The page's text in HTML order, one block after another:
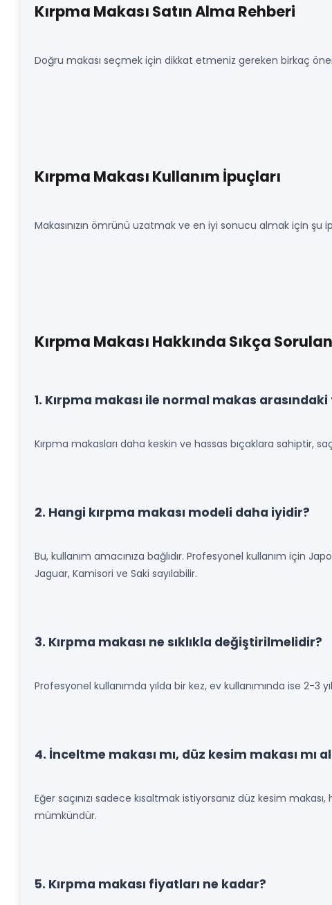
Kırpma Makası Satın Alma Rehberi
Doğru makası seçmek için dikkat etmeniz gereken birkaç
Kırpma Makası Kullanım İpuçları
Makasınızın ömrünü uzatmak ve en iyi sonucu almak için şu
Kırpma Makası Hakkında Sıkça
1. Kırpma makası ile normal makas
Kırpma makasları daha keskin ve hassas bıçaklara sahiptir,
2. Hangi kırpma makası modeli daha iyidir?
Bu, kullanım amacınıza bağlıdır. Profesyonel kullanım için
Jaguar, Kamisori ve Saki sayılabilir.
3. Kırpma makası ne sıklıkla değiştirilmelidir?
Profesyonel kullanımda yılda bir kez, ev kullanımında ise 2-3
4. İnceltme makası mı, düz kesim makası mı
Eğer saçınızı sadece kısaltmak istiyorsanız düz kesim
mümkündür.
5. Kırpma makası fiyatları ne kadar?